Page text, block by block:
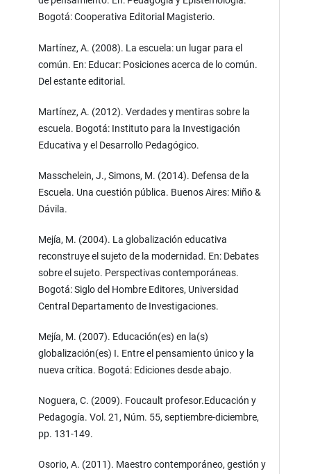
Bogotá: Cooperativa Editorial Magisterio.
Martínez, A. (2008). La escuela: un lugar para el
común. En: Educar: Posiciones acerca de lo común.
Del estante editorial.
Martínez, A. (2012). Verdades y mentiras sobre la
escuela. Bogotá: Instituto para la Investigación
Educativa y el Desarrollo Pedagógico.
Masschelein, J., Simons, M. (2014). Defensa de la
Escuela. Una cuestión pública. Buenos Aires: Miño &
Dávila.
Mejía, M. (2004). La globalización educativa
reconstruye el sujeto de la modernidad. En: Debates
sobre el sujeto. Perspectivas contemporáneas.
Bogotá: Siglo del Hombre Editores, Universidad
Central Departamento de Investigaciones.
Mejía, M. (2007). Educación(es) en la(s)
globalización(es) I. Entre el pensamiento único y la
nueva crítica. Bogotá: Ediciones desde abajo.
Noguera, C. (2009). Foucault profesor.Educación y
Pedagogía. Vol. 21, Núm. 55, septiembre-diciembre,
pp. 131-149.
Osorio, A. (2011). Maestro contemporáneo, gestión y